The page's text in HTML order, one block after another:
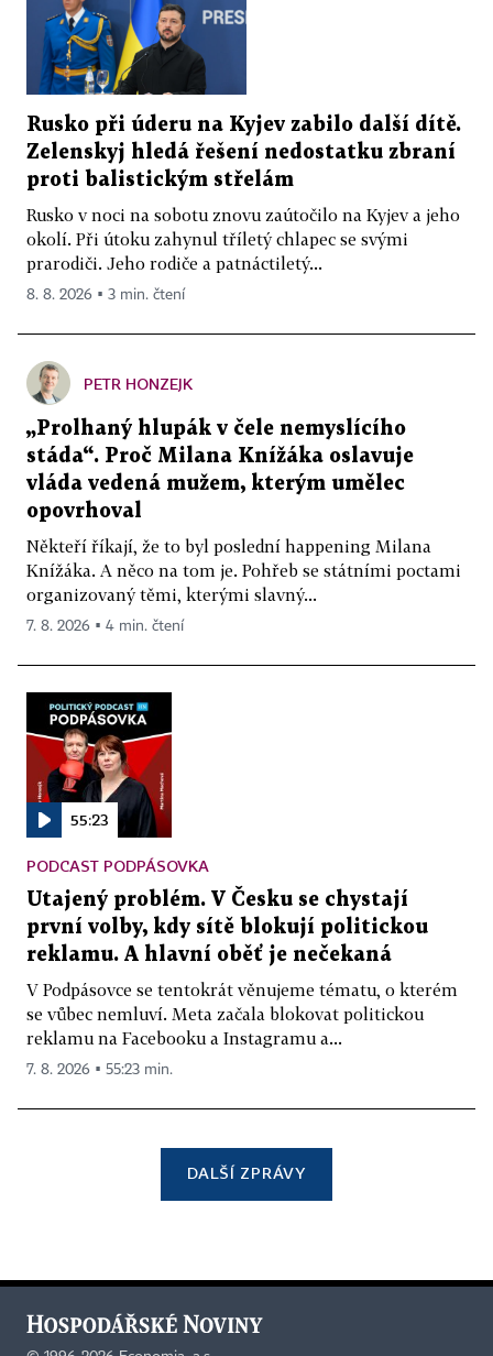
Rusko při úderu na Kyjev zabilo další dítě.
Zelenskyj hledá řešení nedostatku zbraní
proti balistickým střelám
Rusko v noci na sobotu znovu zaútočilo na Kyjev a jeho
okolí. Při útoku zahynul tříletý chlapec se svými
prarodiči. Jeho rodiče a patnáctiletý...
8. 8. 2026 ▪ 3 min. čtení
PETR HONZEJK
„Prolhaný hlupák v čele nemyslícího
stáda“. Proč Milana Knížáka oslavuje
vláda vedená mužem, kterým umělec
opovrhoval
Někteří říkají, že to byl poslední happening Milana
Knížáka. A něco na tom je. Pohřeb se státními poctami
organizovaný těmi, kterými slavný...
7. 8. 2026 ▪ 4 min. čtení
55:23
PODCAST PODPÁSOVKA
Utajený problém. V Česku se chystají
první volby, kdy sítě blokují politickou
reklamu. A hlavní oběť je nečekaná
V Podpásovce se tentokrát věnujeme tématu, o kterém
se vůbec nemluví. Meta začala blokovat politickou
reklamu na Facebooku a Instagramu a...
7. 8. 2026 ▪ 55:23 min.
DALŠÍ ZPRÁVY